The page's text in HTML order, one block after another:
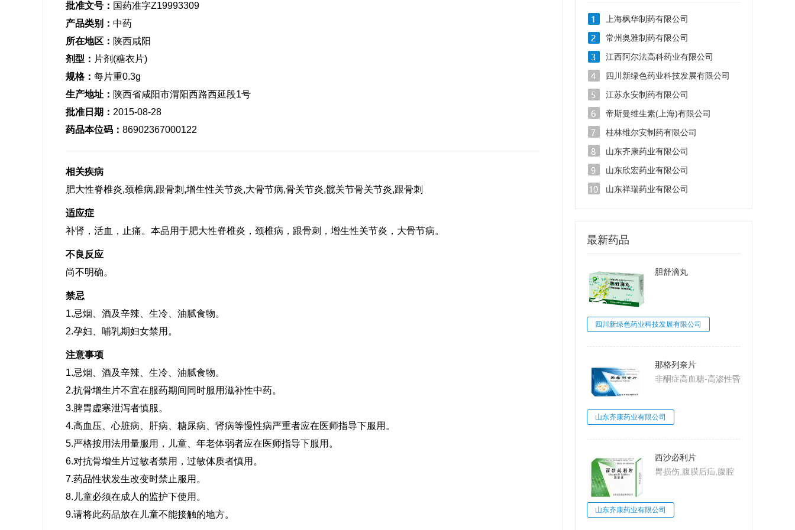
批准文号： 国药准字Z19993309
产品类别： 中药
所在地区： 陕西咸阳
剂型： 片剂(糖衣片)
规格： 每片重0.3g
生产地址： 陕西省咸阳市渭阳西路西延段1号
批准日期： 2015-08-28
药品本位码： 86902367000122
相关疾病
肥大性脊椎炎,颈椎病,跟骨刺,增生性关节炎,大骨节病,骨关节炎,髋关节骨关节炎,跟骨刺
适应症
补肾，活血，止痛。本品用于肥大性脊椎炎，颈椎病，跟骨刺，增生性关节炎，大骨节病。
不良反应
尚不明确。
禁忌
1.忌烟、酒及辛辣、生冷、油腻食物。
2.孕妇、哺乳期妇女禁用。
注意事项
1.忌烟、酒及辛辣、生冷、油腻食物。
2.抗骨增生片不宜在服药期间同时服用滋补性中药。
3.脾胃虚寒泄泻者慎服。
4.高血压、心脏病、肝病、糖尿病、肾病等慢性病严重者应在医师指导下服用。
5.严格按用法用量服用，儿童、年老体弱者应在医师指导下服用。
6.对抗骨增生片过敏者禁用，过敏体质者慎用。
7.药品性状发生改变时禁止服用。
8.儿童必须在成人的监护下使用。
9.请将此药品放在儿童不能接触的地方。
上海枫华制药有限公司
常州奥雅制药有限公司
江西阿尔法高科药业有限公司
四川新绿色药业科技发展有限公司
江苏永安制药有限公司
帝斯曼维生素(上海)有限公司
桂林维尔安制药有限公司
山东齐康药业有限公司
山东欣宏药业有限公司
山东祥瑞药业有限公司
最新药品
胆舒滴丸
四川新绿色药业科技发展有限公司
那格列奈片
非酮症高血糖-高渗性昏
山东齐康药业有限公司
西沙必利片
胃损伤,腹膜后疝,腹腔
大肠梗阻,肠系膜上动脉
山东齐康药业有限公司